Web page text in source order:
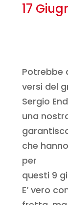
17
Potrebbe
versi del
Sergio
una
che
per
questi 9
E’ vero